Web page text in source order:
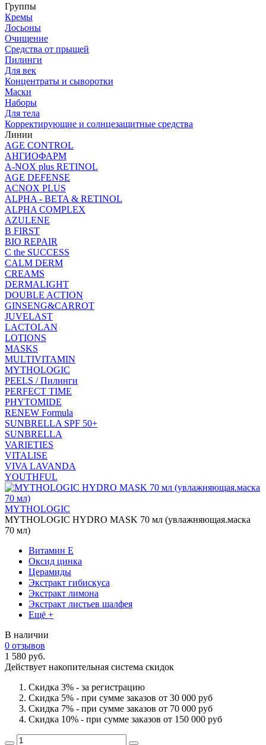
Группы
Кремы
Лосьоны
Очищение
Средства от прыщей
Пилинги
Для век
Концентраты и сыворотки
Маски
Наборы
Для тела
Корректирующие и солнцезащитные средства
Линии
AGE CONTROL
АНГИОФАРМ
A-NOX plus RETINOL
AGE DEFENSE
ACNOX PLUS
ALPHA - BETA & RETINOL
ALPHA COMPLEX
AZULENE
B FIRST
BIO REPAIR
C the SUCCESS
CALM DERM
CREAMS
DERMALIGHT
DOUBLE ACTION
GINSENG&CARROT
JUVELAST
LACTOLAN
LOTIONS
MASKS
MULTIVITAMIN
MYTHOLOGIC
PEELS / Пилинги
PERFECT TIME
PHYTOMIDE
RENEW Formula
SUNBRELLA SPF 50+
SUNBRELLA
VARIETIES
VITALISE
VIVA LAVANDA
YOUTHFUL
MYTHOLOGIC
MYTHOLOGIC HYDRO MASK 70 мл (увлажняющая.маска
70 мл)
Витамин Е
Оксид цинка
Церамиды
Экстракт гибискуса
Экстракт лимона
Экстракт листьев шалфея
Ещё +
В наличии
0 отзывов
1 580 руб.
Действует накопительная система скидок
Скидка 3% - за регистрацию
Скидка 5% - при сумме заказов от 30 000 руб
Скидка 7% - при сумме заказов от 70 000 руб
Скидка 10% - при сумме заказов от 150 000 руб